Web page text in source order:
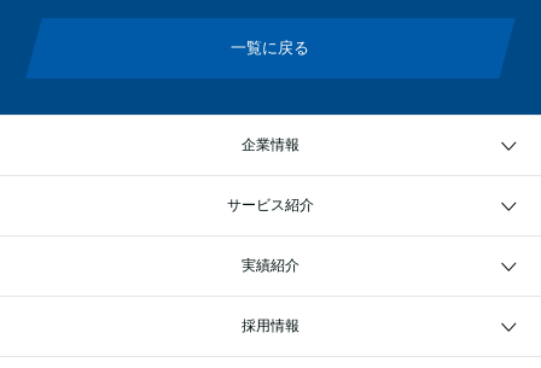
一覧に戻る
企業情報
サービス紹介
実績紹介
採用情報